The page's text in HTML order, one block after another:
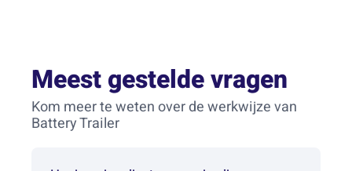
Meest gestelde vragen
Kom meer te weten over de werkwijze van
Battery Trailer